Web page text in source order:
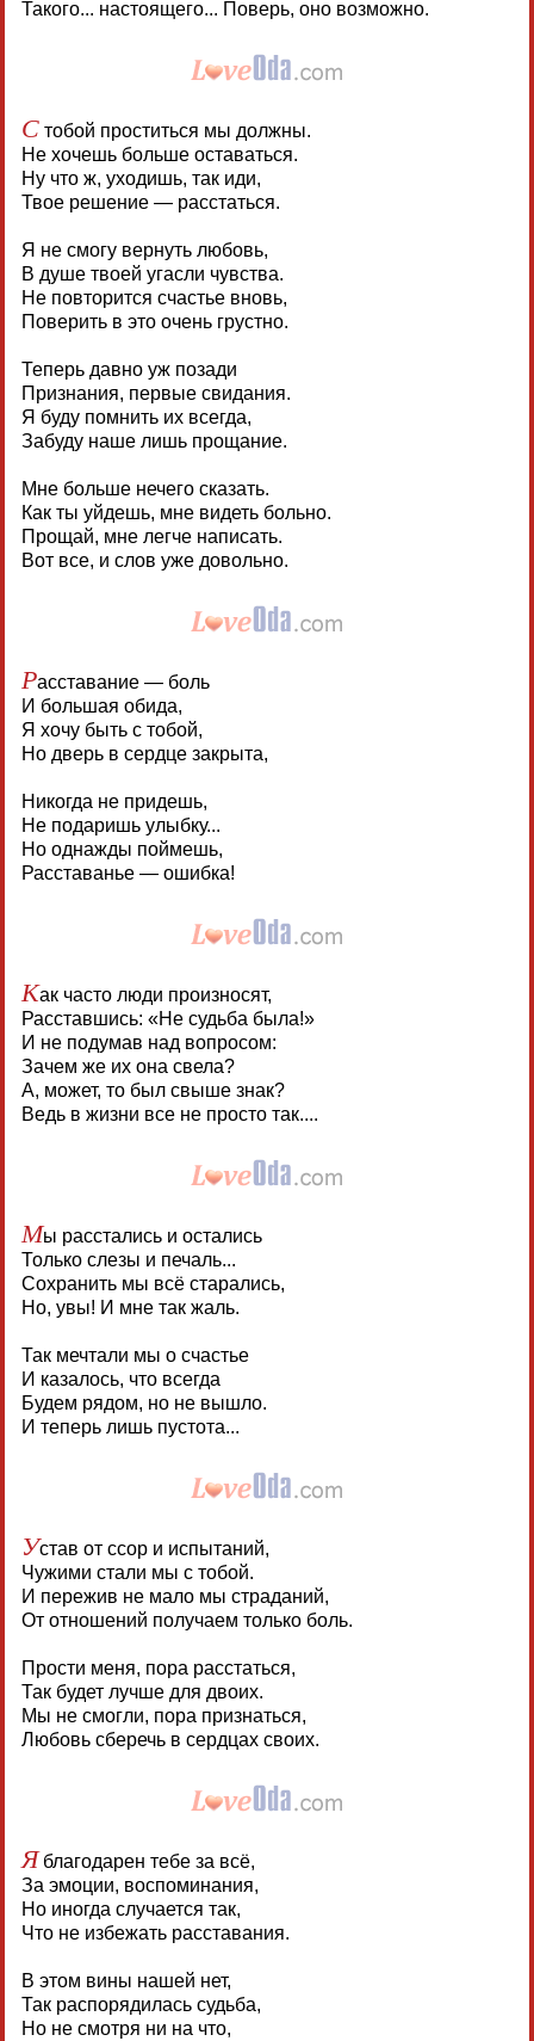
Такого... настоящего... Поверь, оно возможно.
Стобой проститься мы должны.
Не хочешь больше оставаться.
Ну что ж, уходишь, так иди,
Твое решение — расстаться.
Я не смогу вернуть любовь,
В душе твоей угасли чувства.
Не повторится счастье вновь,
Поверить в это очень грустно.
Теперь давно уж позади
Признания, первые свидания.
Я буду помнить их всегда,
Забуду наше лишь прощание.
Мне больше нечего сказать.
Как ты уйдешь, мне видеть больно.
Прощай, мне легче написать.
Вот все, и слов уже довольно.
Расставание — боль
И большая обида,
Я хочу быть с тобой,
Но дверь в сердце закрыта,
Никогда не придешь,
Не подаришь улыбку...
Но однажды поймешь,
Расставанье — ошибка!
Как часто люди произносят,
Расставшись: «Не судьба была!»
И не подумав над вопросом:
Зачем же их она свела?
А, может, то был свыше знак?
Ведь в жизни все не просто так....
Мы расстались и остались
Только слезы и печаль...
Сохранить мы всё старались,
Но, увы! И мне так жаль.
Так мечтали мы о счастье
И казалось, что всегда
Будем рядом, но не вышло.
И теперь лишь пустота...
Устав от ссор и испытаний,
Чужими стали мы с тобой.
И пережив не мало мы страданий,
От отношений получаем только боль.
Прости меня, пора расстаться,
Так будет лучше для двоих.
Мы не смогли, пора признаться,
Любовь сберечь в сердцах своих.
Яблагодарен тебе за всё,
За эмоции, воспоминания,
Но иногда случается так,
Что не избежать расставания.
В этом вины нашей нет,
Так распорядилась судьба,
Но не смотря ни на что,